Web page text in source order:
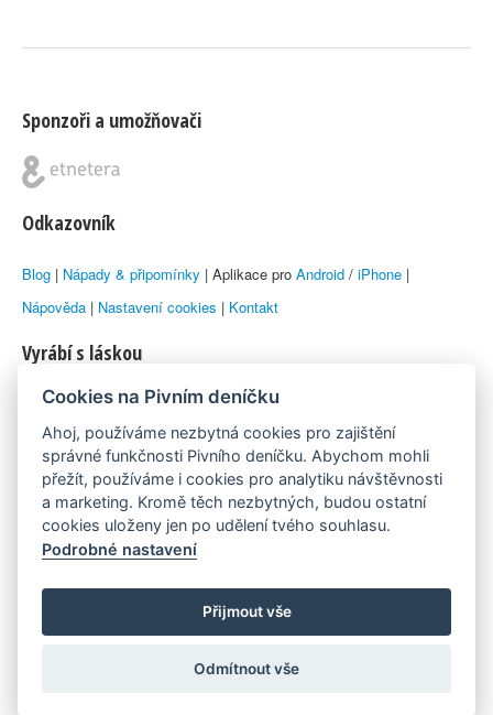
Sponzoři a umožňovači
Odkazovník
Blog | Nápady & připomínky | Aplikace pro Android / iPhone |
Nápověda | Nastavení cookies | Kontakt
Vyrábí s láskou
© 2010–2026 byLukáš Zemanaka Emka
Máme rádi
Pivní.info
Poznámka pod čarou
Pivní deníček je nezávislý zdroj, který není spjat s žádným
konkrétním pivovarem ani restaurací. Názory uživatelů nemusí nutně
reprezentovat názory tvůrců Deníčku.
Cookies na Pivním deníčku
Ahoj, používáme nezbytná cookies pro zajištění
správné funkčnosti Pivního deníčku. Abychom mohli
přežít, používáme i cookies pro analytiku návštěvnosti
a marketing. Kromě těch nezbytných, budou ostatní
cookies uloženy jen po udělení tvého souhlasu.
Podrobné nastavení
Přijmout vše
Odmítnout vše